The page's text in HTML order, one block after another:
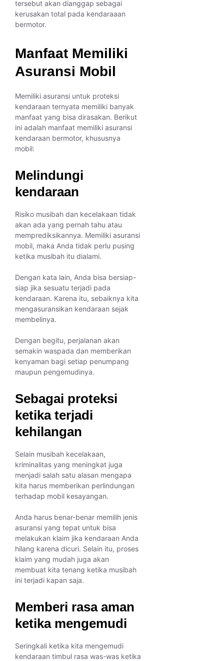
tersebut akan dianggap sebagai
kerusakan total pada kendaraaan
bermotor.
Manfaat Memiliki
Asuransi Mobil
Memiliki asuransi untuk proteksi
kendaraan ternyata memiliki banyak
manfaat yang bisa dirasakan. Berikut
ini adalah manfaat memiliki asuransi
kendaraan bermotor, khususnya
mobil:
Melindungi
kendaraan
Risiko musibah dan kecelakaan tidak
akan ada yang pernah tahu atau
memprediksikannya. Memiliki asuransi
mobil, maka Anda tidak perlu pusing
ketika musibah itu dialami.
Dengan kata lain, Anda bisa bersiap-
siap jika sesuatu terjadi pada
kendaraan. Karena itu, sebaiknya kita
mengasuransikan kendaraan sejak
membelinya.
Dengan begitu, perjalanan akan
semakin waspada dan memberikan
kenyaman bagi setiap penumpang
maupun pengemudinya.
Sebagai proteksi
ketika terjadi
kehilangan
Selain musibah kecelakaan,
kriminalitas yang meningkat juga
menjadi salah satu alasan mengapa
kita harus memberikan perlindungan
terhadap mobil kesayangan.
Anda harus benar-benar memilih jenis
asuransi yang tepat untuk bisa
melakukan klaim jika kendaraan Anda
hilang karena dicuri. Selain itu, proses
klaim yang mudah juga akan
membuat kita tenang ketika musibah
ini terjadi kapan saja.
Memberi rasa aman
ketika mengemudi
Seringkali ketika kita mengemudi
kendaraan timbul rasa was-was ketika